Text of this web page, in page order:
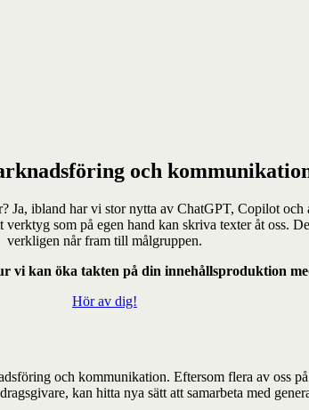
och
ibland har vi stor nytta av ChatGPT, Copilot
som på egen hand kan skriva texter åt oss.
verkligen når fram till målgruppen.
vi kan öka takten på din innehållsproduktion
Hör av dig!
och kommunikation. Eftersom flera av oss
kan hitta nya sätt att samarbeta med